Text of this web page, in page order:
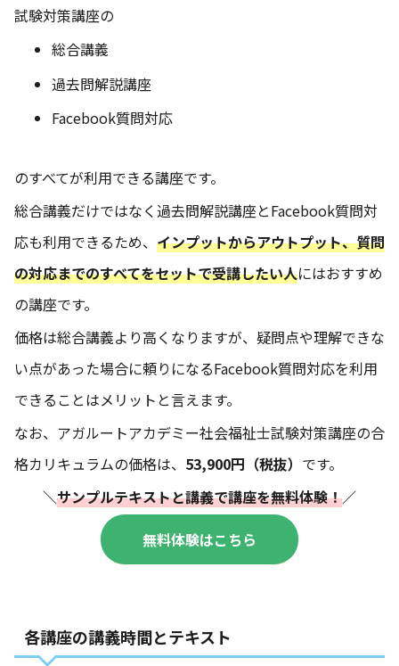
試験対策講座の
総合講義
過去問解説講座
Facebook質問対応
のすべてが利用できる講座です。
総合講義だけではなく過去問解説講座とFacebook質問対
応も利用できるため、 インプットからアウトプット、質問
の対応までのすべてをセットで受講したい人にはおすすめ
の講座です。
価格は総合講義より高くなりますが、疑問点や理解できな
い点があった場合に頼りになるFacebook質問対応を利用
できることはメリットと言えます。
なお、アガルートアカデミー社会福祉士試験対策講座の合
格カリキュラムの価格は、 53,900円（税抜） です。
＼サンプルテキストと講義で講座を無料体験！／
無料体験はこちら
各講座の講義時間とテキスト